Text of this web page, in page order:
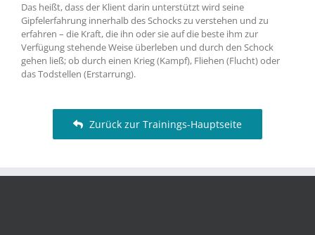
Das heißt, dass der Klient darin unterstützt wird seine
Gipfelerfahrung innerhalb des Schocks zu verstehen und zu
erfahren – die Kraft, die ihn oder sie auf die beste ihm zur
Verfügung stehende Weise überleben und durch den Schock
gehen ließ; ob durch einen Krieg (Kampf), Fliehen (Flucht) oder
das Todstellen (Erstarrung).
Zurück zur Trainings-Hauptseite